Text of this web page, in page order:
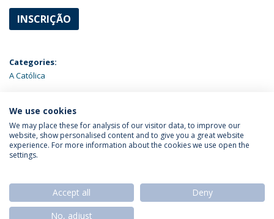
INSCRIÇÃO
Categories:
A Católica
ÚLTIMAS NOTÍCIAS
Política de Privacidade
Termos & Condições
We use cookies
We may place these for analysis of our visitor data, to improve our
website, show personalised content and to give you a great website
experience. For more information about the cookies we use open the
settings.
Accept all
Deny
No, adjust